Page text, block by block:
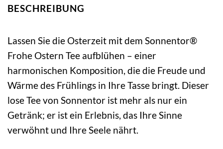
BESCHREIBUNG
Lassen Sie die Osterzeit mit dem Sonnentor®
Frohe Ostern Tee aufblühen – einer
harmonischen Komposition, die die Freude und
Wärme des Frühlings in Ihre Tasse bringt. Dieser
lose Tee von Sonnentor ist mehr als nur ein
Getränk; er ist ein Erlebnis, das Ihre Sinne
verwöhnt und Ihre Seele nährt.